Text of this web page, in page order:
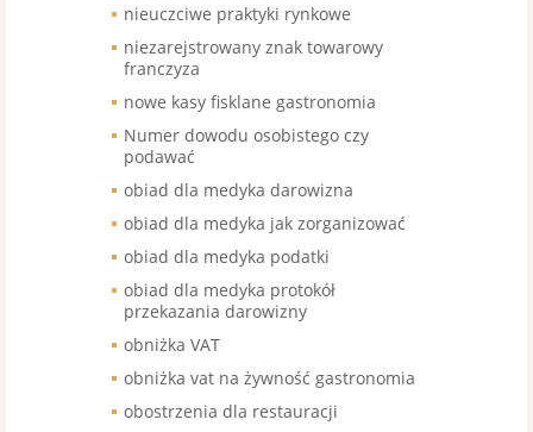
nieuczciwe praktyki rynkowe
niezarejstrowany znak towarowy
franczyza
nowe kasy fisklane gastronomia
Numer dowodu osobistego czy
podawać
obiad dla medyka darowizna
obiad dla medyka jak zorganizować
obiad dla medyka podatki
obiad dla medyka protokół
przekazania darowizny
obniżka VAT
obniżka vat na żywność gastronomia
obostrzenia dla restauracji